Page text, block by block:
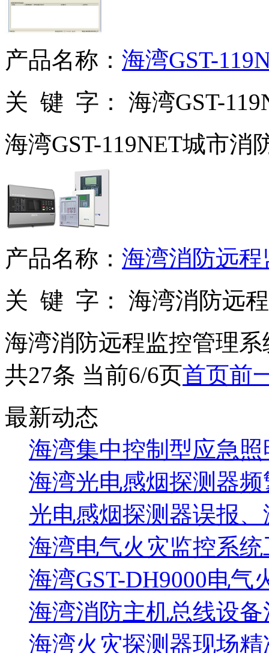
产品名称： 海湾GST-
关 键 字：
海湾GST-
海湾GST-119NET城市消
产品名称： 海湾消防远
关 键 字：
海湾消防远
海湾消防远程监控管理系
共27条 当前6/6页首页前
最新动态
海湾集中控制型应急照
海湾光电感烟探测器
光电感烟探测器误报
海湾电气火灾监控系统
海湾GST-DH9000电气
海湾消防主机总线设备
海湾火灾探测器现场